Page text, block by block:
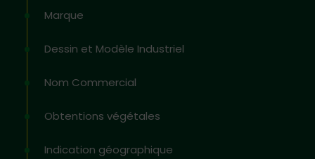
Marque
Dessin et Modèle Industriel
Nom Commercial
Obtentions végétales
Indication géographique